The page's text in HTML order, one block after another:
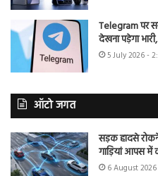
Telegram पर
देखना पड़ेगा
5 July 2026 -
ऑटो जगत
सड़क हादसे
गाड़ियां आपस में
6 August 2026